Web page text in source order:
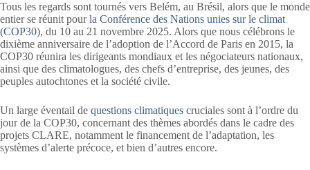
Tous les regards sont tournés vers Belém, au Brésil, alors que le monde
entier se réunit pourla Conférence des Nations unies sur le climat
(COP30), du 10 au 21 novembre 2025. Alors que nous célébrons le
dixième anniversaire de l’adoption de l’Accord de Paris en 2015, la
COP30 réunira les dirigeants mondiaux et les négociateurs nationaux,
ainsi que des climatologues, des chefs d’entreprise, des jeunes, des
peuples autochtones et la société civile.
Un large éventail de questions climatiques cruciales sont à l’ordre du
jour de la COP30, concernant des thèmes abordés dans le cadre des
projets CLARE, notamment le financement de l’adaptation, les
systèmes d’alerte précoce, et bien d’autres encore.